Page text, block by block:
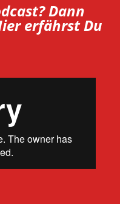
Dann
erfährst Du